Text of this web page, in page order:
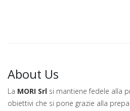
About Us
La MORI Srl si mantiene fedele alla
obiettivi che si pone grazie alla